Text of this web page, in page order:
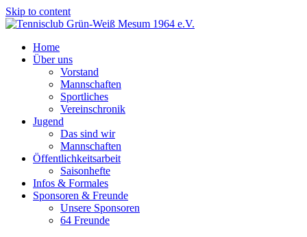
Skip to content
Home
Über uns
Vorstand
Mannschaften
Sportliches
Vereinschronik
Jugend
Das sind wir
Mannschaften
Öffentlichkeitsarbeit
Saisonhefte
Infos & Formales
Sponsoren & Freunde
Unsere Sponsoren
64 Freunde